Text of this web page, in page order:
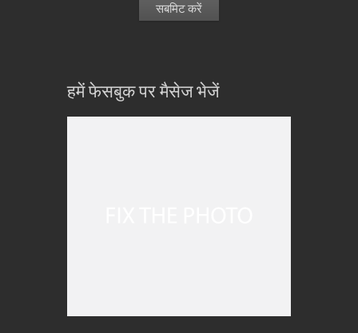
हमें फेसबुक पर मैसेज भेजें